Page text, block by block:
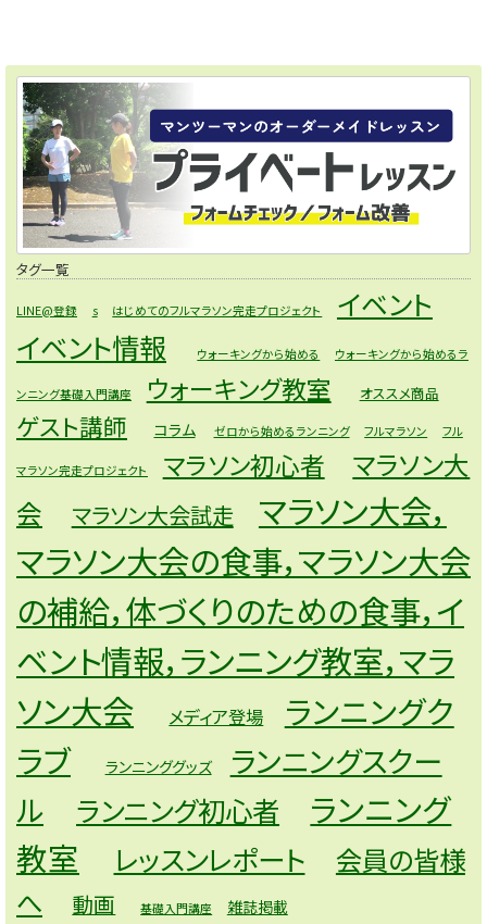
タグ一覧
LINE@登録 s はじめてのフルマラソン完走プロジェクト
イベント
イベント情報
ウォーキングから始める ウォーキングから始めるラ
ンニング基礎入門講座 ウォーキング教室 オススメ商品
ゲスト講師 コラム ゼロから始めるランニング フルマラソン フル
マラソン完走プロジェクト マラソン初心者
マラソン大
会
マラソン大会試走
マラソン大会，
マラソン大会の食事，マラソン大会
の補給，体づくりのための食事，イ
ベント情報，ランニング教室，マラ
ソン大会
メディア登場
ランニングク
ラブ
ランニンググッズ
ランニングスクー
ル
ランニング初心者
ランニング
教室
レッスンレポート
会員の皆様
へ
動画 基礎入門講座 雑誌掲載